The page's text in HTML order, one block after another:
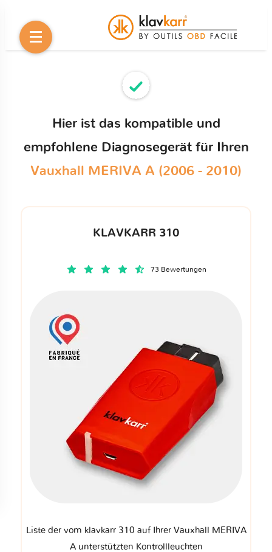
Hier ist das kompatible und
empfohlene Diagnosegerät für Ihren
Vauxhall MERIVA A (2006 - 2010)
KLAVKARR 310
73 Bewertungen
Liste der vom klavkarr 310 auf Ihrer Vauxhall MERIVA
A unterstützten Kontrollleuchten